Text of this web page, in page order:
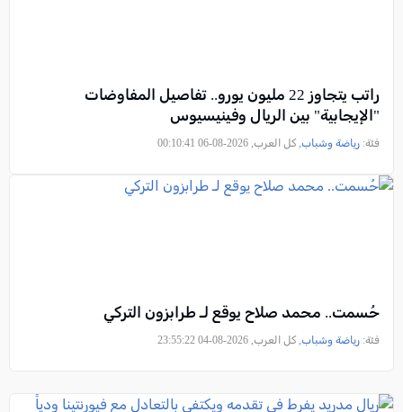
راتب يتجاوز 22 مليون يورو.. تفاصيل المفاوضات
"الإيجابية" بين الريال وفينيسيوس
فئة: رياضة وشباب, كل العرب, 2026-08-06 00:10:41
حُسمت.. محمد صلاح يوقع لـ طرابزون التركي
فئة: رياضة وشباب, كل العرب, 2026-08-04 23:55:22